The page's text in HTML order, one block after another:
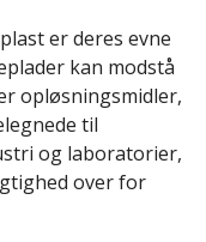
er deres evne
kan modstå
opløsningsmidler,
til
og laboratorier,
over for